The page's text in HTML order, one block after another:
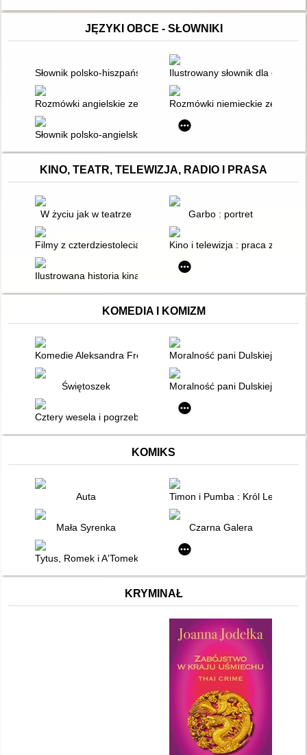
JĘZYKI OBCE - SŁOWNIKI
Słownik polsko-hiszpański.Seria słowników ,,Gazety
Ilustrowany słownik dla dzieci
Rozmówki angielskie ze słowniczkiemRozmówki niemieckie ze
Słownik polsko-angielski, angielsko-polski
KINO, TEATR, TELEWIZJA, RADIO I PRASA
W życiu jak w teatrze Garbo : portret
Filmy z czterdziestolecia Kino i telewizja : praca
Ilustrowana historia kina polskiego
KOMEDIA I KOMIZM
Komedie Aleksandra Fredry : literatura i teatr
Moralność pani Dulskiej"
Świętoszek Moralność pani Dulskiej
Cztery wesela i pogrzeb
KOMIKS
Auta Timon i Pumba : Król Lew 1 1/2
Mała Syrenka Czarna Galera
Tytus, Romek i A'Tomek : Tytus żołnierzem. Ks. IV
KRYMINAŁ